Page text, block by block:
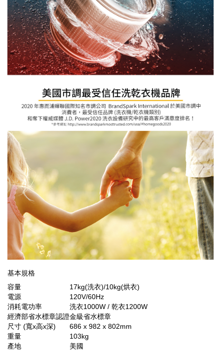
基本規格
容量
17kg(洗衣)/10kg(烘衣)
電源
120V/60Hz
消耗電功率
洗衣1000W / 乾衣1200W
經濟部省水標章認證金級省水標章
尺寸 (寬x高x深)
686 x 982 x 802mm
重量
103kg
產地
美國